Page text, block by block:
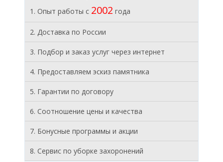
1. Опыт работы с 2002 года
2. Доставка по России
3. Подбор и заказ услуг через интернет
4. Предоставляем эскиз памятника
5. Гарантии по договору
6. Соотношение цены и качества
7. Бонусные программы и акции
8. Cервис по уборке захоронений